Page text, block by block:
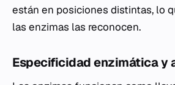
están en posiciones distintas, lo
las enzimas las reconocen.
Especificidad enzimática y